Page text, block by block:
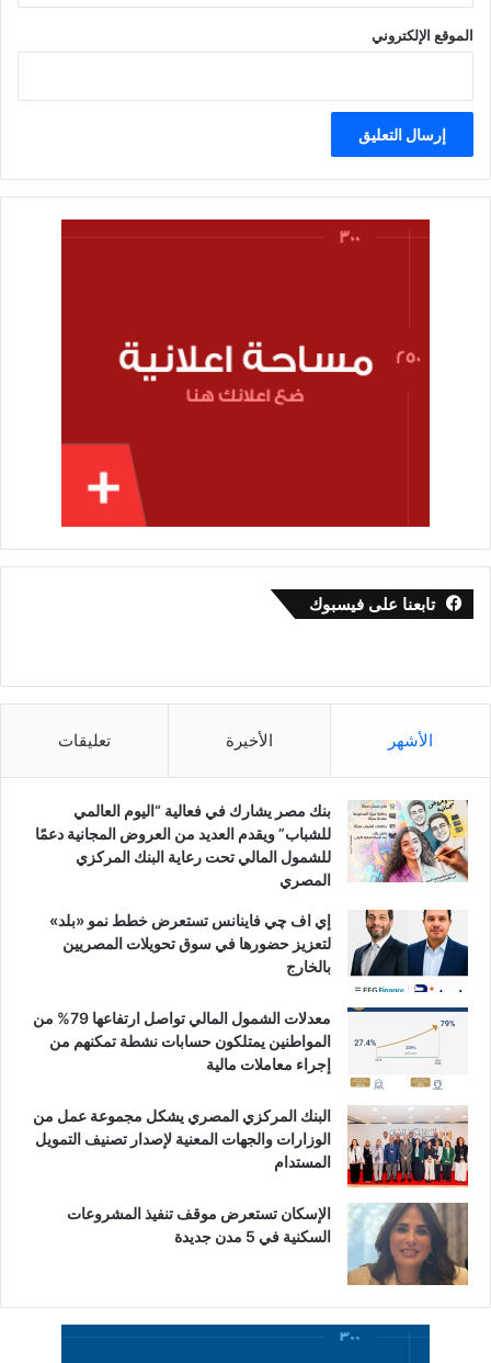
الموقع الإلكتروني
تابعنا على فيسبوك
الأشهر الأخيرة تعليقات
بنك مصر يشارك في فعالية “اليوم العالمي
للشباب” ويقدم العديد من العروض المجانية دعمًا
للشمول المالي تحت رعاية البنك المركزي
المصري
إي اف چي فاينانس تستعرض خطط نمو «بلد»
لتعزيز حضورها في سوق تحويلات المصريين
بالخارج
معدلات الشمول المالي تواصل ارتفاعها 79% من
المواطنين يمتلكون حسابات نشطة تمكنهم من
إجراء معاملات مالية
البنك المركزي المصري يشكل مجموعة عمل من
الوزارات والجهات المعنية لإصدار تصنيف التمويل
المستدام
الإسكان تستعرض موقف تنفيذ المشروعات
السكنية في 5 مدن جديدة